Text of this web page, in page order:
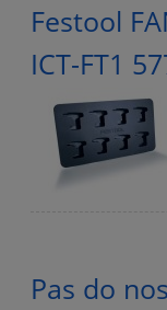
Festool
ICT-FT1
Pas do